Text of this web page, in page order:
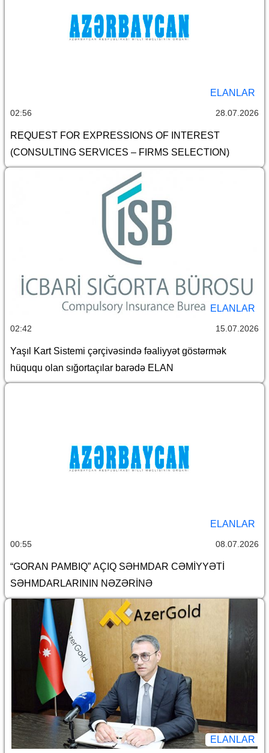
ELANLAR
02:56 28.07.2026
REQUEST FOR EXPRESSIONS OF INTEREST
(CONSULTING SERVICES – FIRMS SELECTION)
ELANLAR
02:42 15.07.2026
Yaşıl Kart Sistemi çərçivəsində fəaliyyət göstərmək
hüququ olan sığortaçılar barədə ELAN
ELANLAR
00:55 08.07.2026
“GORAN PAMBIQ” AÇIQ SƏHMDAR CƏMİYYƏTİ
SƏHMDARLARININ NƏZƏRİNƏ
ELANLAR